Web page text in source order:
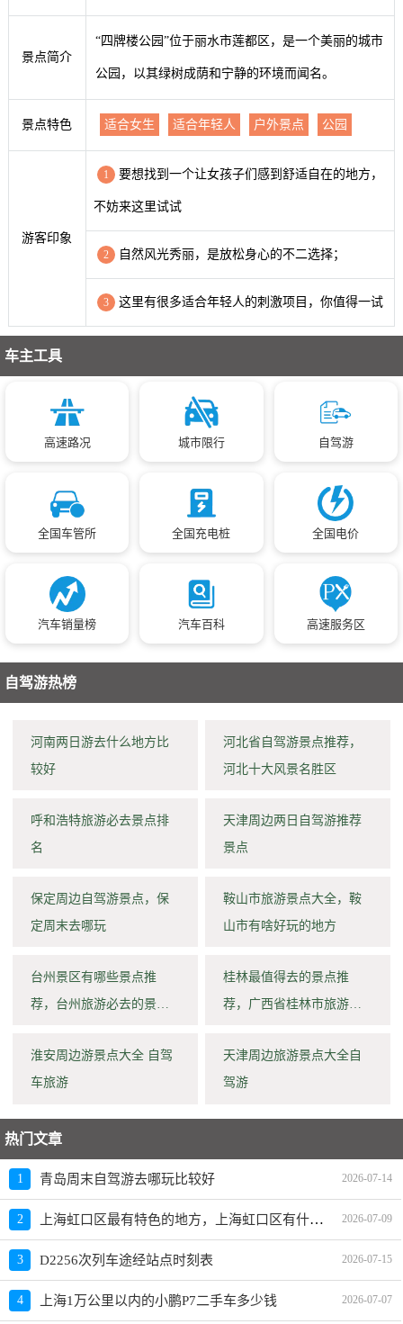
景点简介
“四牌楼公园”位于丽水市莲都区，是一个美丽的城市
公园，以其绿树成荫和宁静的环境而闻名。
景点特色 适合女生 适合年轻人 户外景点 公园
游客印象
1 要想找到一个让女孩子们感到舒适自在的地方，
不妨来这里试试
2 自然风光秀丽，是放松身心的不二选择；
3 这里有很多适合年轻人的刺激项目，你值得一试
车主工具
高速路况 城市限行 自驾游
全国车管所 全国充电桩 全国电价
汽车销量榜 汽车百科 高速服务区
自驾游热榜
河南两日游去什么地方比
较好
河北省自驾游景点推荐，
河北十大风景名胜区
呼和浩特旅游必去景点排
名
天津周边两日自驾游推荐
景点
保定周边自驾游景点，保
定周末去哪玩
鞍山市旅游景点大全，鞍
山市有啥好玩的地方
台州景区有哪些景点推
荐，台州旅游必去的景点
桂林最值得去的景点推
荐，广西省桂林市旅游景
淮安周边游景点大全 自驾
车旅游
天津周边旅游景点大全自
驾游
热门文章
1 青岛周末自驾游去哪玩比较好 2026-07-14
2 上海虹口区最有特色的地方，上海虹口区有什么特色景点 2026-07-09
3 D2256次列车途经站点时刻表 2026-07-15
4 上海1万公里以内的小鹏P7二手车多少钱 2026-07-07